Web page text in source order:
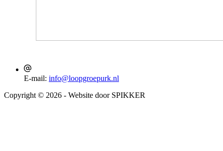
E-mail: info@loopgroepurk.nl
Copyright © 2026 - Website door SPIKKER